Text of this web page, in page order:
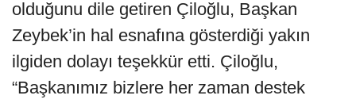
olduğunu dile getiren Çiloğlu, Başkan
Zeybek’in hal esnafına gösterdiği yakın
ilgiden dolayı teşekkür etti. Çiloğlu,
“Başkanımız bizlere her zaman destek